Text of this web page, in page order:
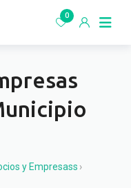
0
y Empresass ›